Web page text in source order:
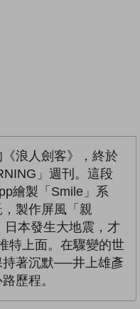
浪人劍客》，終於
」週刊。這段
繪製「Smile」系
製作屏風「親
本發生大地震，才
特上面。在驟變的世
持著沉默──井上雄彥
歷程。